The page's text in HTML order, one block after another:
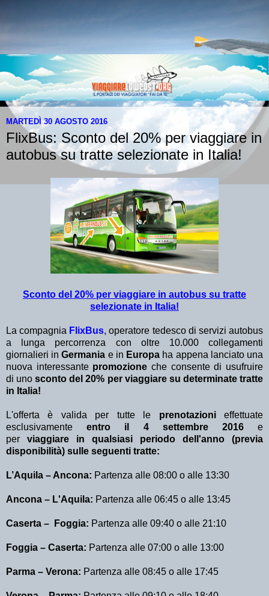
MARTEDÌ 30 AGOSTO 2016
FlixBus: Sconto del 20% per viaggiare in
autobus su tratte selezionate in Italia!
Sconto del 20% per viaggiare in autobus su tratte
selezionate in Italia!
La compagnia FlixBus, operatore tedesco di servizi autobus
a lunga percorrenza con oltre 10.000 collegamenti
giornalieri inGermania e in Europa ha appena lanciato una
nuova interessante promozioneche consente di usufruire
di unosconto del 20% per viaggiare su determinate tratte
in Italia!
L'offerta è valida per tutte le prenotazionieffettuate
esclusivamenteentro il 4 settembre 2016e
per viaggiare in qualsiasi periodo dell'anno (previa
disponibilità) sulle seguenti tratte:
L’Aquila – Ancona: Partenza alle 08:00 o alle 13:30
Ancona – L'Aquila: Partenza alle 06:45 o alle 13:45
Caserta – Foggia: Partenza alle 09:40 o alle 21:10
Foggia – ​Caserta: Partenza alle 07:00 o alle 13:00
Parma – Verona: Partenza alle 08:45 o alle 17:45